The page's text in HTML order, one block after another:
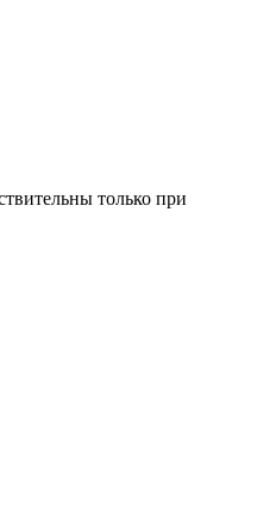
только при